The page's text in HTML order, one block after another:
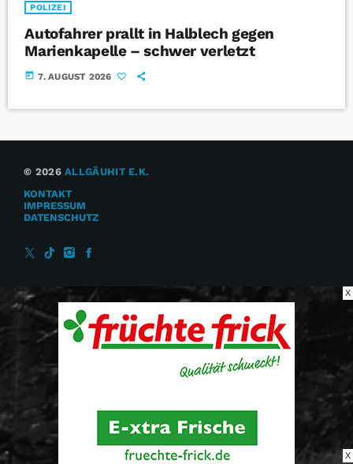
POLIZEI
Autofahrer prallt in Halblech gegen
Marienkapelle – schwer verletzt
today 7. AUGUST 2026
© 2026ALLGÄUHIT E.K.
KONTAKT
IMPRESSUM
DATENSCHUTZ
X
X